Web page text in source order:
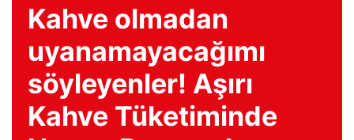
Kahve olmadan
uyanamayacağımı
söyleyenler! Aşırı
Kahve Tüketiminde